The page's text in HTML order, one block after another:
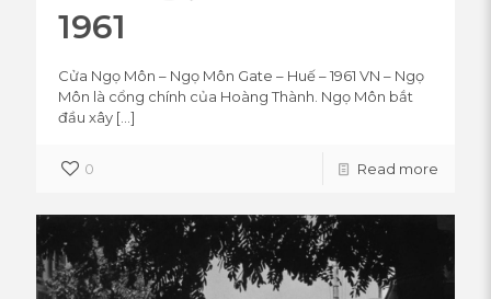
1961
Cửa Ngọ Môn – Ngọ Môn Gate – Huế – 1961 VN – Ngọ
Môn là cổng chính của Hoàng Thành. Ngọ Môn bắt
đầu xây […]
0 Read more